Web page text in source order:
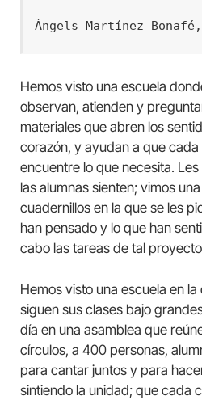
Àngels Martínez
Hemos visto una escuela
observan, atienden y
materiales que abren los
corazón, y ayudan a que
encuentre lo que necesita.
las alumnas sienten; vimos
cuadernillos en la que se les
han pensado y lo que han
cabo las tareas de tal
Hemos visto una escuela en
siguen sus clases bajo
día en una asamblea que
círculos, a 400 personas,
para cantar juntos y para
sintiendo la unidad; que cada